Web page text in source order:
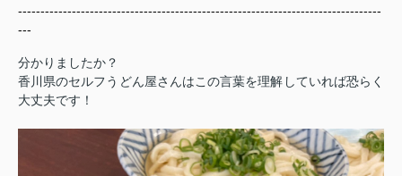
---------------------------------------------------------------------------------
---
分かりましたか？
香川県のセルフうどん屋さんはこの言葉を理解していれば恐らく
大丈夫です！